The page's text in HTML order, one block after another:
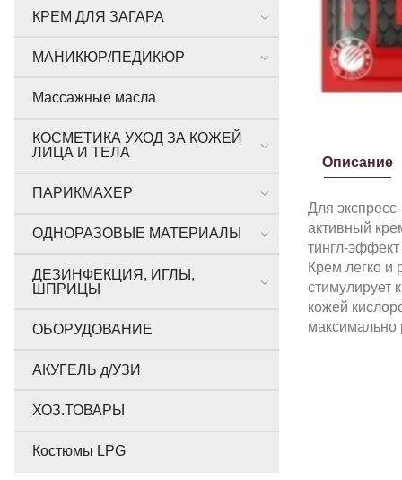
Описание
Для
активный
тингл-
Крем легко и
стимулирует
кожей
КРЕМ ДЛЯ ЗАГАРА
МАНИКЮР/ПЕДИКЮР
Массажные масла
КОСМЕТИКА УХОД ЗА КОЖЕЙ
ЛИЦА И ТЕЛА
ПАРИКМАХЕР
ОДНОРАЗОВЫЕ МАТЕРИАЛЫ
ДЕЗИНФЕКЦИЯ, ИГЛЫ,
ШПРИЦЫ
ОБОРУДОВАНИЕ
АКУГЕЛЬ д/УЗИ
ХОЗ.ТОВАРЫ
Костюмы LPG